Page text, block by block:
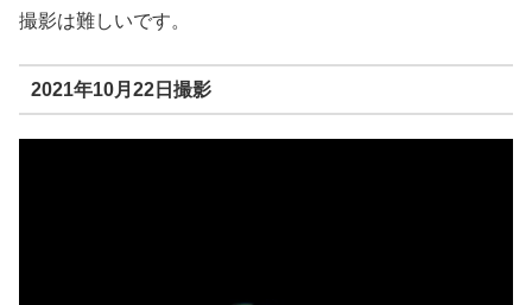
撮影は難しいです。
2021年10月22日撮影